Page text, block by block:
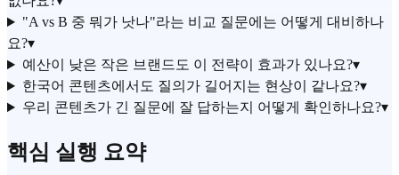
"A vs B 중 뭐가 낫나"라는 비교 질문에는 어떻게 대비하나
요?▾
예산이 낮은 작은 브랜드도 이 전략이 효과가 있나요?▾
한국어 콘텐츠에서도 질의가 길어지는 현상이 같나요?▾
우리 콘텐츠가 긴 질문에 잘 답하는지 어떻게 확인하나요?▾
핵심 실행 요약